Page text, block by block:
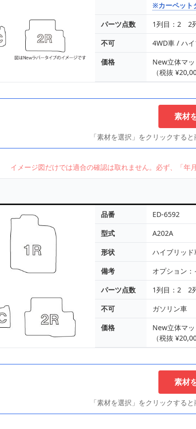
※カーペット
パーツ点数
1列目：2
不可
4WD車 / ハ
価格
New立体マ
（税抜
素材
「素材を選択」をクリックする
イメージ図だけでは適合の確認は取れません。必ず、「
品番 ED-6592
型式
A202A
形状
ハイブリッド
備考
オプション
パーツ点数
1列目：2
不可
ガソリン車
価格
New立体マ
（税抜
素材
「素材を選択」をクリックする